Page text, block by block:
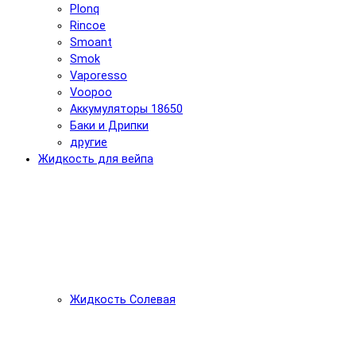
Plonq
Rincoe
Smoant
Smok
Vaporesso
Voopoo
Аккумуляторы 18650
Баки и Дрипки
другие
Жидкость для вейпа
Жидкость Солевая